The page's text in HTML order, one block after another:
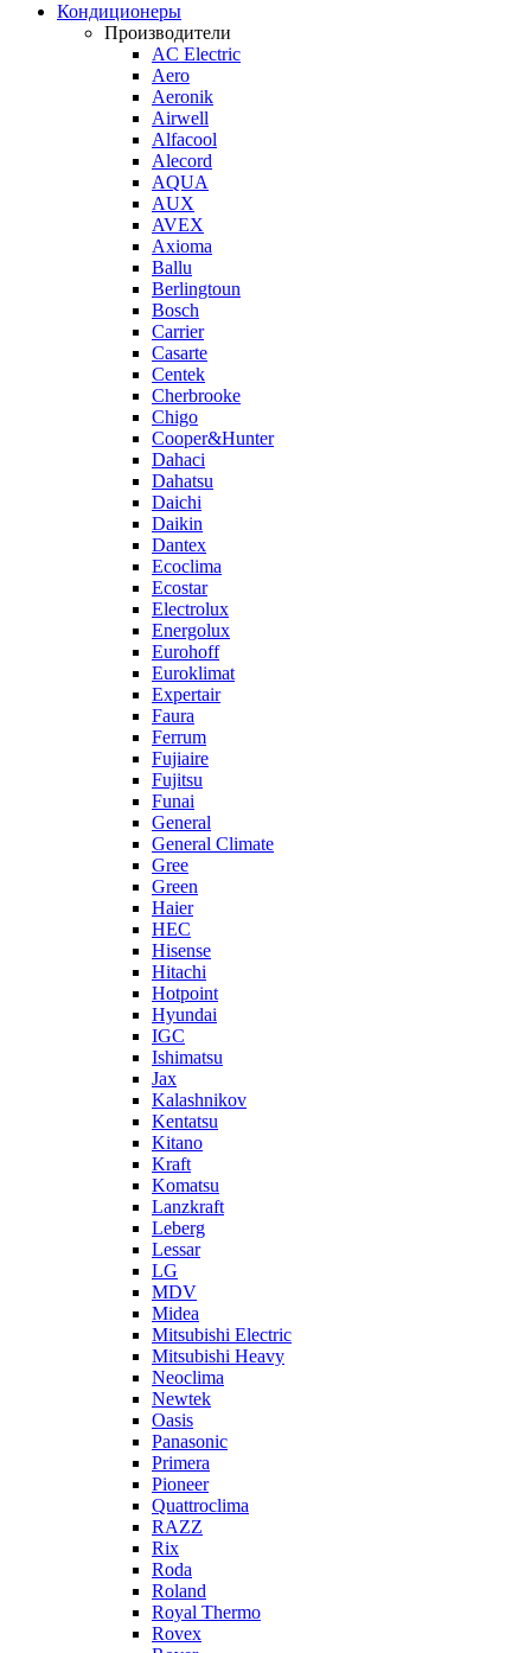
Кондиционеры
Производители
AC Electric
Aero
Aeronik
Airwell
Alfacool
Alecord
AQUA
AUX
AVEX
Axioma
Ballu
Berlingtoun
Bosch
Carrier
Casarte
Centek
Cherbrooke
Chigo
Cooper&Hunter
Dahaci
Dahatsu
Daichi
Daikin
Dantex
Ecoclima
Ecostar
Electrolux
Energolux
Eurohoff
Euroklimat
Expertair
Faura
Ferrum
Fujiaire
Fujitsu
Funai
General
General Climate
Gree
Green
Haier
HEC
Hisense
Hitachi
Hotpoint
Hyundai
IGC
Ishimatsu
Jax
Kalashnikov
Kentatsu
Kitano
Kraft
Komatsu
Lanzkraft
Leberg
Lessar
LG
MDV
Midea
Mitsubishi Electric
Mitsubishi Heavy
Neoclima
Newtek
Oasis
Panasonic
Primera
Pioneer
Quattroclima
RAZZ
Rix
Roda
Roland
Royal Thermo
Rovex